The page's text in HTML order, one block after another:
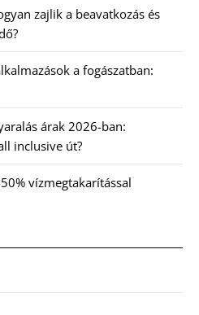
zajlik a beavatkozás és
a fogászatban:
árak 2026-ban:
inclusive út?
vízmegtakarítással